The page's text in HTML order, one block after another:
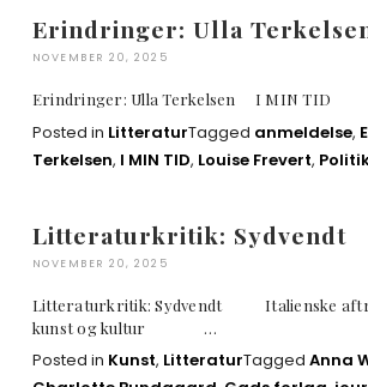
Erindringer: Ulla
NOVEMBER 20, 2025
Erindringer: Ulla Terkelsen I
Posted in LitteraturTagged anmeldelse,
Terkelsen, I MIN TID, Louise Frevert,
Litteraturkritik: Sydvendt
NOVEMBER 20, 2025
Litteraturkritik: Sydvendt Italienske
kunst og kultur …
Posted in Kunst, LitteraturTagged Anna